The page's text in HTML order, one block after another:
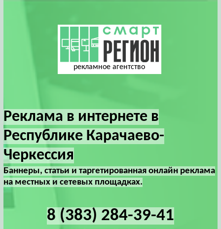
рекламное агентство
Реклама в интернете в
Республике Карачаево-
Черкессия
Баннеры, статьи и таргетированная онлайн реклама
на местных и сетевых площадках.
8 (383) 284-39-41